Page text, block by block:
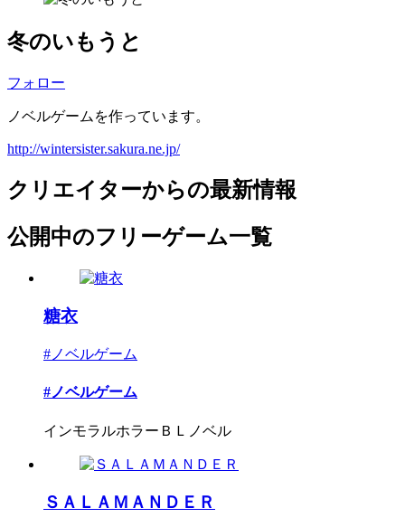
冬のいもうと
フォロー
ノベルゲームを作っています。
http://wintersister.sakura.ne.jp/
クリエイターからの最新情報
公開中のフリーゲーム一覧
糖衣
#ノベルゲーム
#ノベルゲーム
インモラルホラーＢＬノベル
ＳＡＬＡＭＡＮＤＥＲ